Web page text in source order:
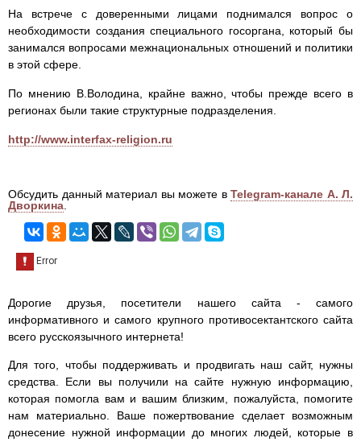
На встрече с доверенными лицами поднимался вопрос о
необходимости создания специального госоргана, который бы
занимался вопросами межнациональных отношений и политики
в этой сфере.
По мнению В.Володина, крайне важно, чтобы прежде всего в
регионах были такие структурные подразделения.
http://www.interfax-religion.ru
Обсудить данный материал вы можете в Telegram-канале А. Л.
Дворкина
Дорогие друзья, посетители нашего сайта - самого
информативного и самого крупного противосектантского сайта
всего русскоязычного интернета!
Для того, чтобы поддерживать и продвигать наш сайт, нужны
средства. Если вы получили на сайте нужную информацию,
которая помогла вам и вашим близким, пожалуйста, помогите
нам материально. Ваше пожертвование сделает возможным
донесение нужной информации до многих людей, которые в